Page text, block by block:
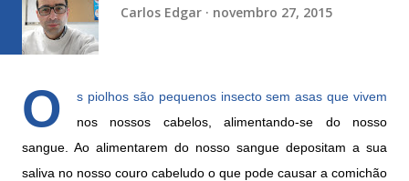
Carlos Edgar novembro 27, 2015
O
s piolhos são pequenos insecto sem asas que vivem
nos nossos cabelos, alimentando-se do nosso
sangue. Ao alimentarem do nosso sangue depositam a sua
saliva no nosso couro cabeludo o que pode causar a comichão